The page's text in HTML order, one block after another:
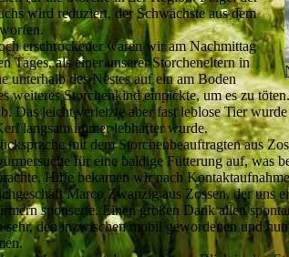
wird reduziert, der Schwächste aus dem
erschrockener waren wir am Nachmittag
Tages, als einer unserer Storcheneltern in
unterhalb des Nestes auf ein am Boden
weiteres Storchenkind einpickte, um es zu
Das leicht verletzte aber fast leblose Tier
langsam immer lebhafter wurde.
mit dem Storchenbeauftragten aus
für eine baldige Fütterung auf, was
Hilfe bekamen wir nach
Marco Zwanzig aus Zossen, der uns
sponserte. Einen großen Dank allen
den inzwischen mobil gewordenen und